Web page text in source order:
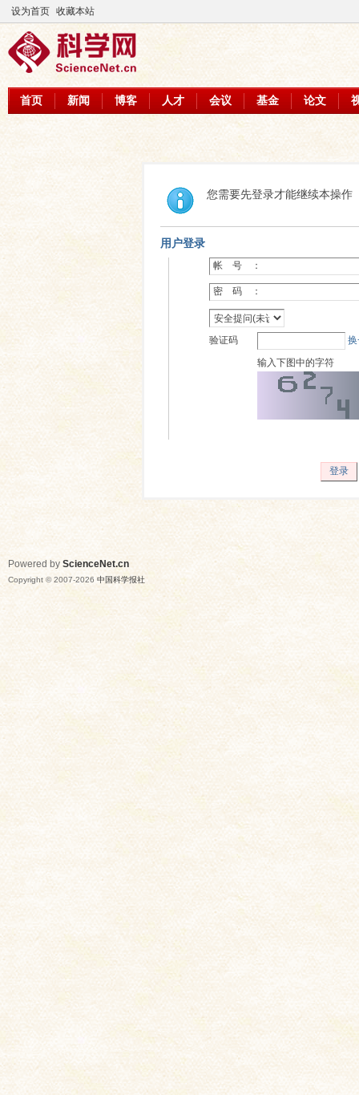
设为首页 收藏本站
首页 新闻 博客 人才 会议 基金 论文
您需要先登录才能继续本操作
用户登录
帐 号 ：
密 码 ：
验证码
输入下图中的字符
登录
Powered by ScienceNet.cn
Copyright © 2007-2026 中国科学报社